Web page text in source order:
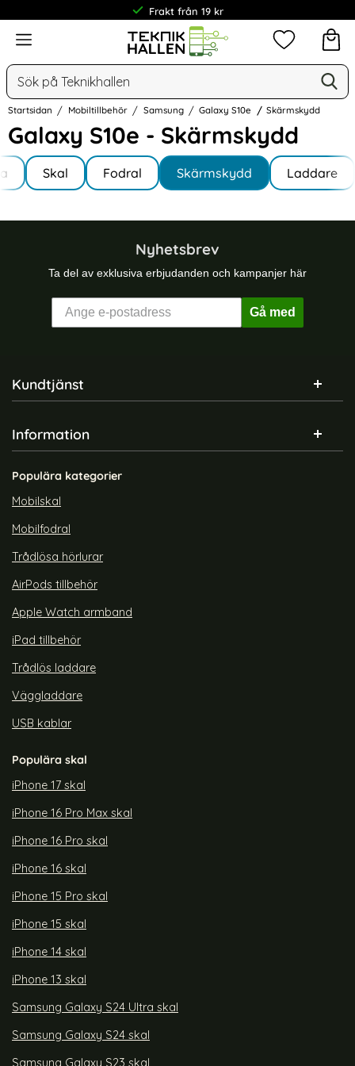
Frakt från 19 kr
Meny
Sök
Mina
Startsidan Mobiltillbehör Samsung Galaxy S10e Skärmskydd
Galaxy S10e - Skärmskydd
Hoppa
till
produkter
Underkategorier
Skal Fodral Skärmskydd Laddare
Nyhetsbrev
Ta del av exklusiva erbjudanden och kampanjer här
Gå med
Sidfot Blandad info och länkar
Kundtjänst
Information
Populära kategorier
Mobilskal
Mobilfodral
Trådlösa hörlurar
AirPods tillbehör
Apple Watch armband
iPad tillbehör
Trådlös laddare
Väggladdare
USB kablar
Populära skal
iPhone 17 skal
iPhone 16 Pro Max skal
iPhone 16 Pro skal
iPhone 16 skal
iPhone 15 Pro skal
iPhone 15 skal
iPhone 14 skal
iPhone 13 skal
Samsung Galaxy S24 Ultra skal
Samsung Galaxy S24 skal
Samsung Galaxy S23 skal